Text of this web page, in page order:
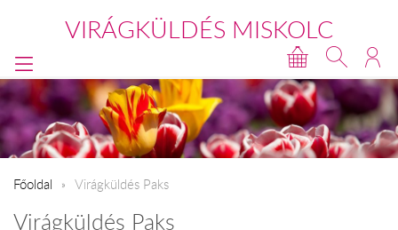
VIRÁGKÜLDÉS MISKOLC
Főoldal Virágküldés Paks
Virágküldés Paks